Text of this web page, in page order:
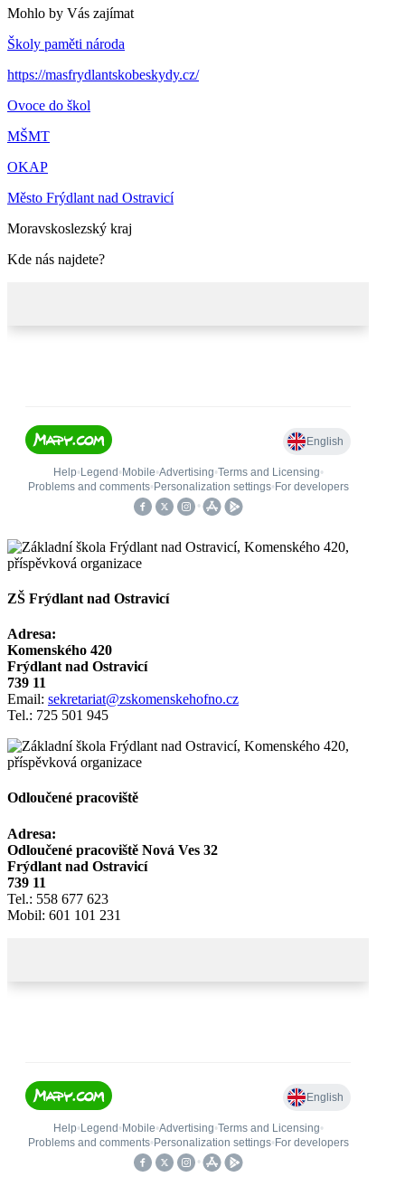
Mohlo by Vás zajímat
Školy paměti národa
https://masfrydlantskobeskydy.cz/
Ovoce do škol
MŠMT
OKAP
Město Frýdlant nad Ostravicí
Moravskoslezský kraj
Kde nás najdete?
ZŠ Frýdlant nad Ostravicí
Adresa:
Komenského 420
Frýdlant nad Ostravicí
739 11
Email: sekretariat@zskomenskehofno.cz
Tel.: 725 501 945
Odloučené pracoviště
Adresa:
Odloučené pracoviště Nová Ves 32
Frýdlant nad Ostravicí
739 11
Tel.: 558 677 623
Mobil: 601 101 231